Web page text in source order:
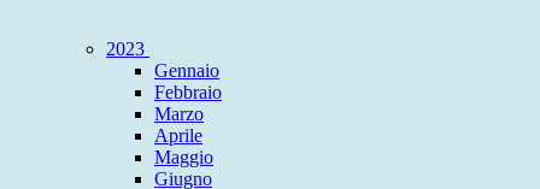
2023
Gennaio
Febbraio
Marzo
Aprile
Maggio
Giugno